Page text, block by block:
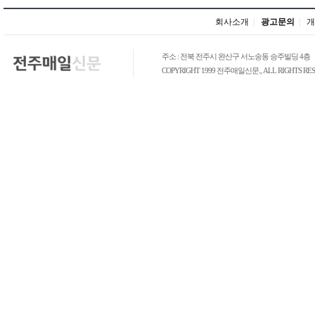
회사소개 광고문의
주소 : 전북 전주시 완산구 서노송동 승주빌딩 4층
COPYRIGHT 1999 전주매일신문., ALL RIGHTS